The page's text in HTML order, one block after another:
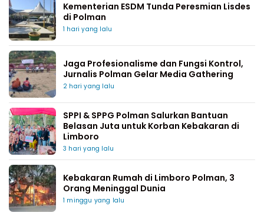
Kementerian ESDM Tunda Peresmian Lisdes
di Polman
1 hari yang lalu
Jaga Profesionalisme dan Fungsi Kontrol,
Jurnalis Polman Gelar Media Gathering
2 hari yang lalu
SPPI & SPPG Polman Salurkan Bantuan
Belasan Juta untuk Korban Kebakaran di
Limboro
3 hari yang lalu
Kebakaran Rumah di Limboro Polman, 3
Orang Meninggal Dunia
1 minggu yang lalu